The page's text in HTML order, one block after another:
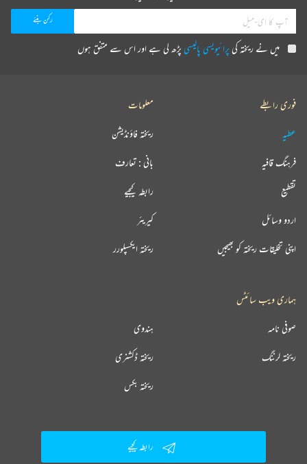
میں نے ریختہ کیپرائیویسی پالیسیپڑھ لی ہے اور اس سے متفق ہوں
فوری رابطے
عطیہ
فرہنگ قافیہ
تقطیع
اردو وسائل
اپنی تخلیقات ریختہ کو بھیجیں
معلومات
ریختہ فاؤنڈیشن
بانی : تعارف
رابطہ کیجیے
کیریئر
ریختہ ایکسپلورر
ہماری ویب سائٹس
ہندوی صوفی نامہ
ریختہ ڈکشنری ریختہ لرننگ
ریختہ بکس
رابطہ کیجیے